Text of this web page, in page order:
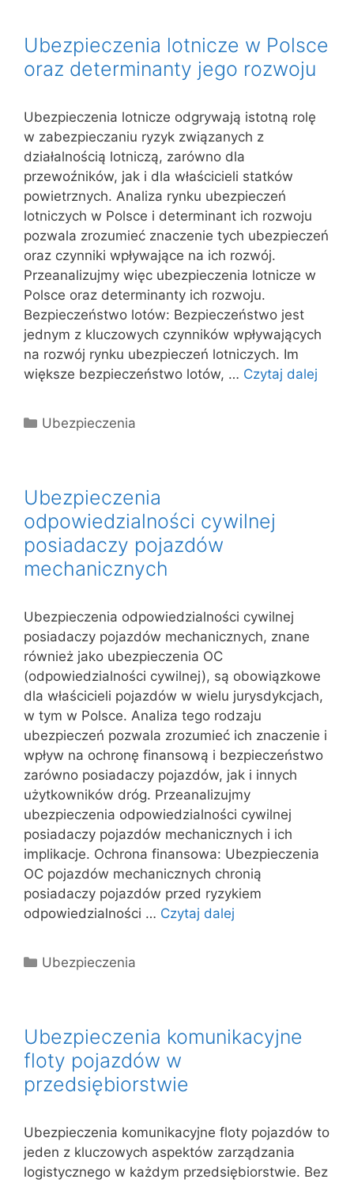
Ubezpieczenia lotnicze w Polsce
oraz determinanty jego rozwoju
Ubezpieczenia lotnicze odgrywają istotną rolę
w zabezpieczaniu ryzyk związanych z
działalnością lotniczą, zarówno dla
przewoźników, jak i dla właścicieli statków
powietrznych. Analiza rynku ubezpieczeń
lotniczych w Polsce i determinant ich rozwoju
pozwala zrozumieć znaczenie tych ubezpieczeń
oraz czynniki wpływające na ich rozwój.
Przeanalizujmy więc ubezpieczenia lotnicze w
Polsce oraz determinanty ich rozwoju.
Bezpieczeństwo lotów: Bezpieczeństwo jest
jednym z kluczowych czynników wpływających
na rozwój rynku ubezpieczeń lotniczych. Im
większe bezpieczeństwo lotów, … Czytaj dalej
Kategorie
Ubezpieczenia
Ubezpieczenia
odpowiedzialności cywilnej
posiadaczy pojazdów
mechanicznych
Ubezpieczenia odpowiedzialności cywilnej
posiadaczy pojazdów mechanicznych, znane
również jako ubezpieczenia OC
(odpowiedzialności cywilnej), są obowiązkowe
dla właścicieli pojazdów w wielu jurysdykcjach,
w tym w Polsce. Analiza tego rodzaju
ubezpieczeń pozwala zrozumieć ich znaczenie i
wpływ na ochronę finansową i bezpieczeństwo
zarówno posiadaczy pojazdów, jak i innych
użytkowników dróg. Przeanalizujmy
ubezpieczenia odpowiedzialności cywilnej
posiadaczy pojazdów mechanicznych i ich
implikacje. Ochrona finansowa: Ubezpieczenia
OC pojazdów mechanicznych chronią
posiadaczy pojazdów przed ryzykiem
odpowiedzialności … Czytaj dalej
Kategorie
Ubezpieczenia
Ubezpieczenia komunikacyjne
floty pojazdów w
przedsiębiorstwie
Ubezpieczenia komunikacyjne floty pojazdów to
jeden z kluczowych aspektów zarządzania
logistycznego w każdym przedsiębiorstwie. Bez